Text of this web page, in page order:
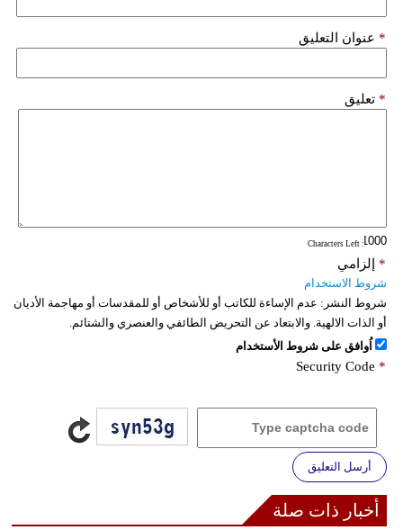
عنوان التعليق *
تعليق *
: Characters Left
إلزامي *
شروط الاستخدام
شروط النشر: عدم الإساءة للكاتب أو للأشخاص أو للمقدسات أو مهاجمة الأديان
أو الذات الالهية. والابتعاد عن التحريض الطائفي والعنصري والشتائم.
اُوافق على شروط الأستخدام
Security Code *
أرسل التعليق
أخبار ذات صلة